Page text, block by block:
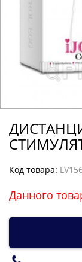
Код товара:
Данного